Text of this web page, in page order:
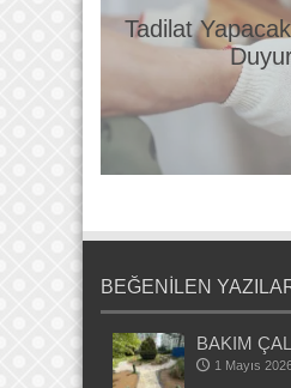
Tadilat
BEĞENİLEN
BAKIM
1 Mayıs